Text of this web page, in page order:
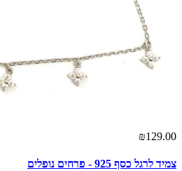
₪129.00
צמיד לרגל כסף 925 - פרחים נופלים